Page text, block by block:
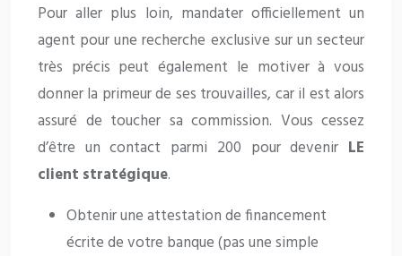
Pour aller plus loin, mandater officiellement un
agent pour une recherche exclusive sur un secteur
très précis peut également le motiver à vous
donner la primeur de ses trouvailles, car il est alors
assuré de toucher sa commission. Vous cessez
d’être un contact parmi 200 pour devenir LE
client stratégique.
Obtenir une attestation de financement
écrite de votre banque (pas une simple